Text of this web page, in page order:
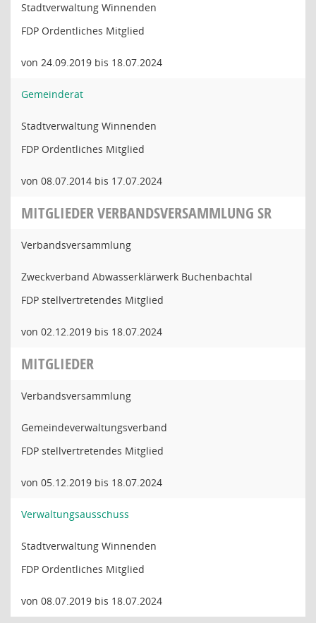
Stadtverwaltung Winnenden
FDP Ordentliches Mitglied
von 24.09.2019 bis 18.07.2024
Gemeinderat
Stadtverwaltung Winnenden
FDP Ordentliches Mitglied
von 08.07.2014 bis 17.07.2024
MITGLIEDER VERBANDSVERSAMMLUNG SR
Verbandsversammlung
Zweckverband Abwasserklärwerk Buchenbachtal
FDP stellvertretendes Mitglied
von 02.12.2019 bis 18.07.2024
MITGLIEDER
Verbandsversammlung
Gemeindeverwaltungsverband
FDP stellvertretendes Mitglied
von 05.12.2019 bis 18.07.2024
Verwaltungsausschuss
Stadtverwaltung Winnenden
FDP Ordentliches Mitglied
von 08.07.2019 bis 18.07.2024